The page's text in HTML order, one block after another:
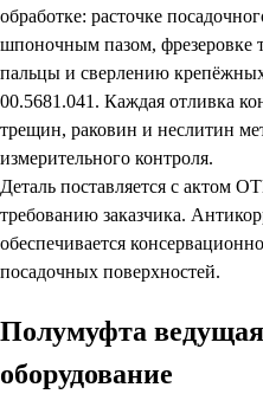
обработке: расточке
шпоночным пазом, фрезеровке
пальцы и сверлению
00.5681.041. Каждая отливка
трещин, раковин и неслитин
измерительного контроля.
Деталь поставляется с актом
требованию заказчика.
обеспечивается
посадочных поверхностей.
Полумуфта
оборудование